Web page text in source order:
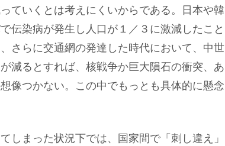
ていくとは考えにくいからである。日本や韓
伝染病が発生し人口が１／３に激減したこと
さらに交通網の発達した時代において、中世
減るとすれば、核戦争か巨大隕石の衝突、あ
像つかない。この中でもっとも具体的に懸念
しまった状況下では、国家間で「刺し違え」